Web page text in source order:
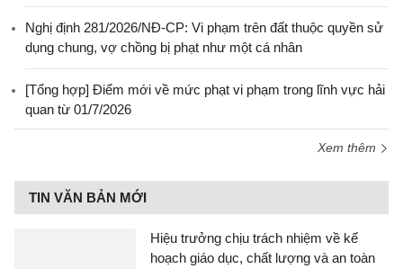
Nghị định 281/2026/NĐ-CP: Vi phạm trên đất thuộc quyền sử
dụng chung, vợ chồng bị phạt như một cá nhân
[Tổng hợp] Điểm mới về mức phạt vi phạm trong lĩnh vực hải
quan từ 01/7/2026
Xem thêm
TIN VĂN BẢN MỚI
Hiệu trưởng chịu trách nhiệm về kế
hoạch giáo dục, chất lượng và an toàn